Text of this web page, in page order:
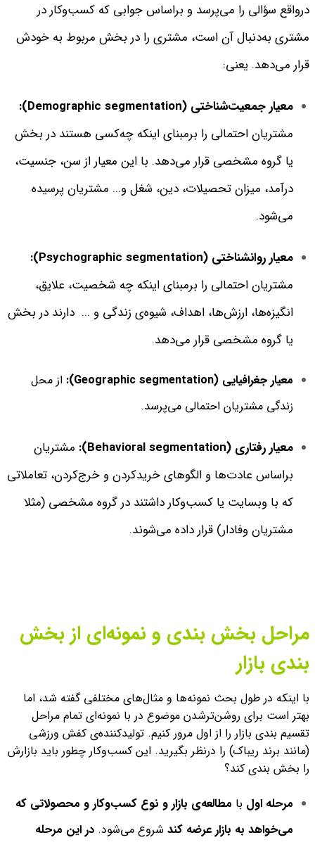
درواقع سؤالی را می‌پرسد و براساس جوابی که کسب‌وکار در
مشتری به‌دنبال آن است، مشتری را در بخش مربوط به خودش
قرار می‌دهد. یعنی:
معیار جمعیت‌شناختی (Demographic segmentation):
مشتریان احتمالی را برمبنای اینکه چه‌کسی هستند در بخش
یا گروه مشخصی قرار می‌دهد. با این معیار از سن،‌ جنسیت،
درآمد، میزان تحصیلات، دین، شغل و... مشتریان پرسیده
می‌شود.
معیار روانشناختی (Psychographic segmentation):
مشتریان احتمالی را برمبنای اینکه چه شخصیت، علایق،
انگیزه‌ها، ارزش‌ها، اهداف، شیوه‌ی زندگی و ... دارند در بخش
یا گروه مشخصی قرار می‌دهد.
معیار جغرافیایی (Geographic segmentation):
از محل
زندگی مشتریان احتمالی می‌پرسد.
معیار رفتاری (Behavioral segmentation):
مشتریان
براساس عادت‌ها و الگوهای خرید‌کردن و خرج‌کردن، تعاملاتی
که با وبسایت یا کسب‌وکار داشتند در گروه مشخصی (مثلا
مشتریان وفادار) قرار داده می‌شوند.
مراحل بخش بندی و نمونه‌ای از بخش
بندی بازار
با اینکه در طول بحث نمونه‌ها و مثال‌های مختلفی گفته شد، اما
بهتر است برای روشن‌تر‌شدن موضوع در با نمونه‌ای تمام مراحل
تقسیم بندی بازار را از اول مرور کنیم. تولید‌کننده‌ی کفش ورزشی
(مانند برند ریباک) را درنظر بگیرید. این کسب‌وکار چطور باید بازارش
را بخش بندی کند؟
مرحله‌ اول با مطالعه‌ی بازار و نوع کسب‌وکار و محصولاتی که
می‌خواهد به بازار عرضه کند شروع می‌شود.در این مرحله